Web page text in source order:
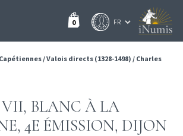
0
Capétiennes/Valois directs (1328-1498) / Charles
BLANC À LA
4E ÉMISSION, DIJON